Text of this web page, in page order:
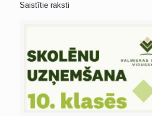
Saistītie raksti